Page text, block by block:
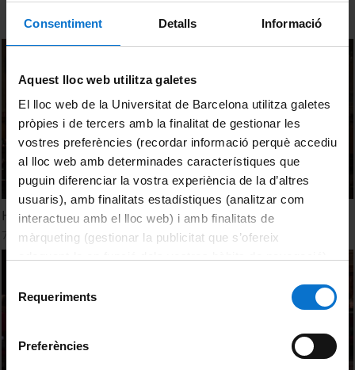
Consentiment Detalls Informació
Aquest lloc web utilitza galetes
El lloc web de la Universitat de Barcelona utilitza galetes
pròpies i de tercers amb la finalitat de gestionar les
vostres preferències (recordar informació perquè accediu
al lloc web amb determinades característiques que
puguin diferenciar la vostra experiència de la d’altres
usuaris), amb finalitats estadístiques (analitzar com
interactueu amb el lloc web) i amb finalitats de
màrqueting (gestionar la publicitat que s’ofereix
consultar laPolítica de galetes del lloc web de la
Requeriments
Preferències
Honoris Causa a Luciano Vandelli i Luigi Ferrajoli
7 Febrero, 2019